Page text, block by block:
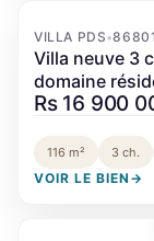
VILLA PDS•
Villa neuve 3
domaine
Rs 16 900
116 m² 3 ch.
VOIR LE BIEN →